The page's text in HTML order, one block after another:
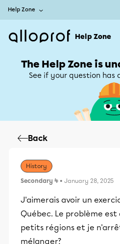
Help Zone
Help Zone
The Help Zone is
See if your question has
Back
History
Secondary 4 • January 28, 2025
J'aimerais avoir un
Québec. Le problème est
petits régions et je
mélanger?